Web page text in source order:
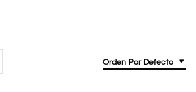
Orden Por Defecto